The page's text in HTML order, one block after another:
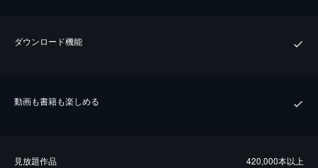
ダウンロード機能
動画も書籍も楽しめる
⾒放題作品 420,000本以上